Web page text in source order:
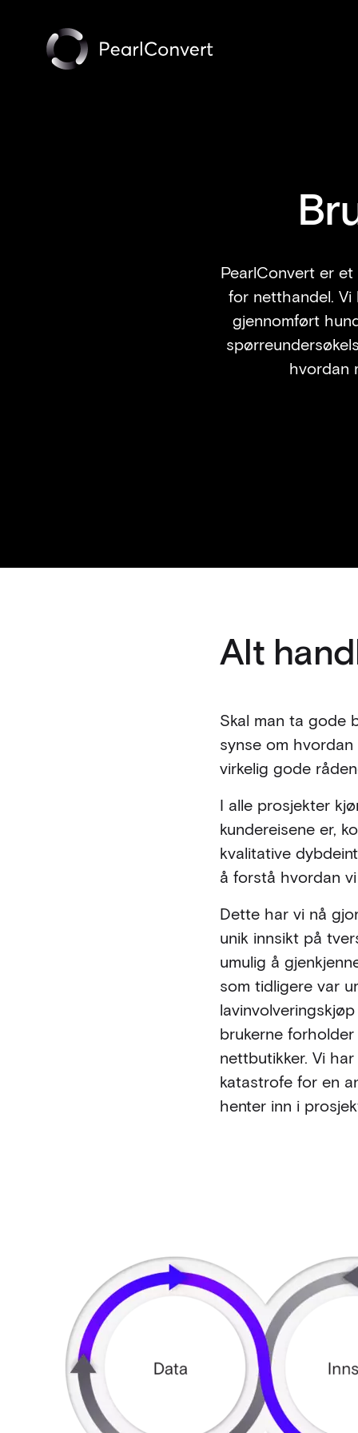
PearlConvert er
for netthandel.
gjennomført
hvordan
Alt
Skal man ta gode
synse om
virkelig gode
I alle prosjekter
kundereisene er,
kvalitative
å forstå hvordan
Dette har vi nå
unik innsikt på
umulig å
som tidligere var
brukerne
nettbutikker. Vi
katastrofe for en
henter inn i